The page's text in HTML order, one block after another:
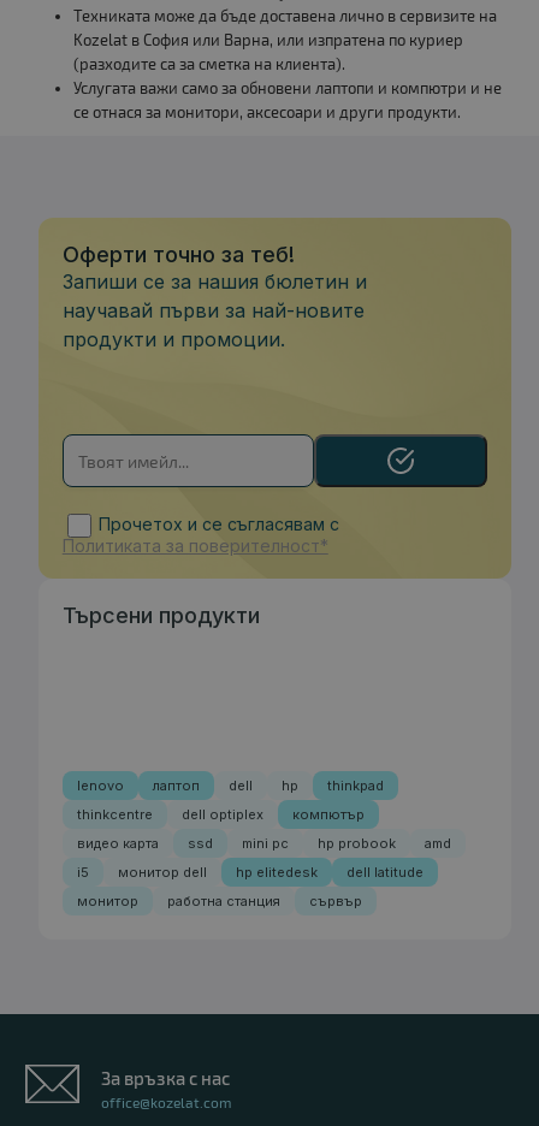
Техниката може да бъде доставена лично в сервизите на
Kozelat в София или Варна, или изпратена по куриер
(разходите са за сметка на клиента).
Услугата важи само за обновени лаптопи и компютри и не
се отнася за монитори, аксесоари и други продукти.
Оферти точно за теб!
Запиши се за нашия бюлетин и
научавай първи за най-новите
продукти и промоции.
Прочетох и се съгласявам с
Политиката за поверителност*
Търсени продукти
lenovo лаптоп dell hp
thinkpad
thinkcentre
dell optiplex
компютър
видео карта
ssd mini pc hp probook
amd
i5
монитор dell hp elitedesk
dell latitude
монитор
работна станция сървър
За връзка с нас
office@kozelat.com